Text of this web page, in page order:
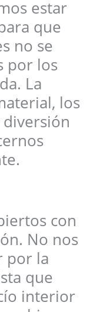
estar
que
no se
por los
La
los
diversión
con
No nos
por la
que
interior